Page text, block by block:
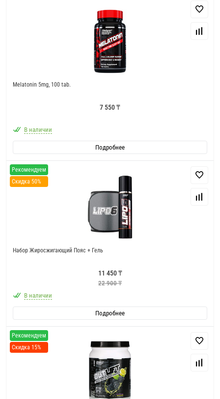
Melatonin 5mg, 100 tab.
7 550 ₸
В наличии
Подробнее
Рекомендуем
Скидка 50%
Набор Жиросжигающий Пояс + Гель
11 450 ₸
22 900 ₸
В наличии
Подробнее
Рекомендуем
Скидка 15%